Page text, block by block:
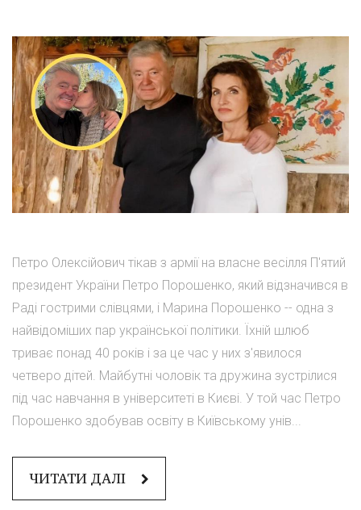
Петро Олексійович тікав з армії на власне весілля П'ятий
президент України Петро Порошенко, який відзначився в
Раді гострими слівцями, і Марина Порошенко -- одна з
найвідоміших пар української політики. Їхній шлюб
триває понад 40 років і за це час у них з'явилося
четверо дітей. Майбутні чоловік та дружина зустрілися
під час навчання в університеті в Києві. У той час Петро
Порошенко здобував освіту в Київському унів...
ЧИТАТИ ДАЛІ